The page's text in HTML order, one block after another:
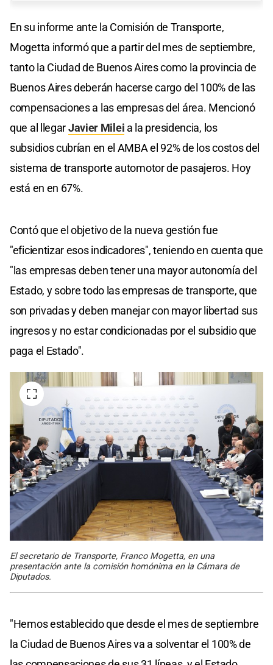
En su informe ante la Comisión de Transporte,
Mogetta informó que a partir del mes de septiembre,
tanto la Ciudad de Buenos Aires como la provincia de
Buenos Aires deberán hacerse cargo del 100% de las
compensaciones a las empresas del área. Mencionó
que al llegarJavier Milei a la presidencia, los
subsidios cubrían en el AMBA el 92% de los costos del
sistema de transporte automotor de pasajeros. Hoy
está en en 67%.
Contó que el objetivo de la nueva gestión fue
"eficientizar esos indicadores", teniendo en cuenta que
"las empresas deben tener una mayor autonomía del
Estado, y sobre todo las empresas de transporte, que
son privadas y deben manejar con mayor libertad sus
ingresos y no estar condicionadas por el subsidio que
paga el Estado".
El secretario de Transporte, Franco Mogetta, en una
presentación ante la comisión homónima en la Cámara de
Diputados.
"Hemos establecido que desde el mes de septiembre
la Ciudad de Buenos Aires va a solventar el 100% de